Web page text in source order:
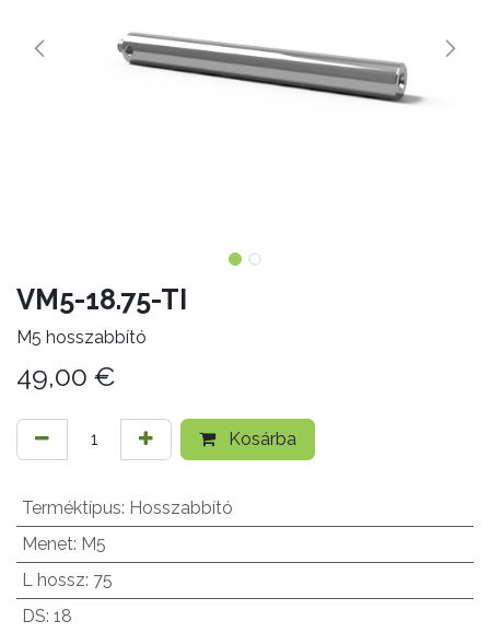
VM5-18.75-TI
M5 hosszabbító
49,00 €
Kosárba
Terméktípus: Hosszabbító
Menet: M5
L hossz: 75
DS: 18